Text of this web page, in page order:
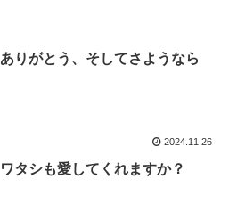
ありがとう、そしてさようなら
2024.11.26
ワタシも愛してくれますか？